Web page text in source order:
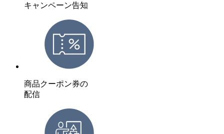
キャンペーン告知
商品クーポン券の
配信